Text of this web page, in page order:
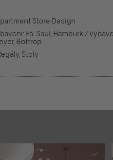
Store Design
Fa. Saul, Hamburk /
Bottrop
Stoly